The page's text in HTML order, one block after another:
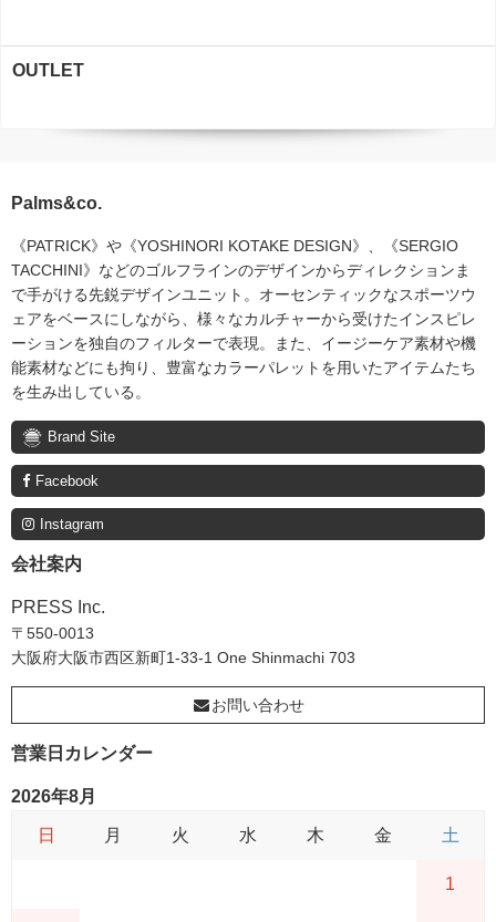
OUTLET
Palms&co.
《PATRICK》や《YOSHINORI KOTAKE DESIGN》、《SERGIO
TACCHINI》などのゴルフラインのデザインからディレクションま
で手がける先鋭デザインユニット。オーセンティックなスポーツウ
ェアをベースにしながら、様々なカルチャーから受けたインスピレ
ーションを独自のフィルターで表現。また、イージーケア素材や機
能素材などにも拘り、豊富なカラーパレットを用いたアイテムたち
を生み出している。
Brand Site
Facebook
Instagram
会社案内
PRESS Inc.
〒550-0013
大阪府大阪市西区新町1-33-1 One Shinmachi 703
お問い合わせ
営業日カレンダー
2026年8月
日 月 火 水 木 金 土
1